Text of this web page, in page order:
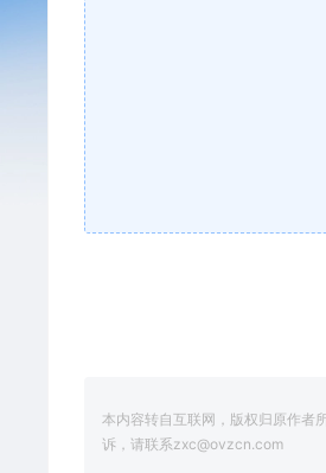
本内容转自互联网，版权归原作者
诉，请联系zxc@ovzcn.com